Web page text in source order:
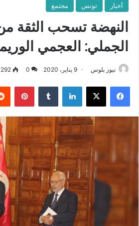
أخبار تونس مجتمع
النهضة تسحب الثقة
الجملي: العجمي
نيوز بلوس 9 يناير، 2020 0
292
فيسبوك X لينكدإن